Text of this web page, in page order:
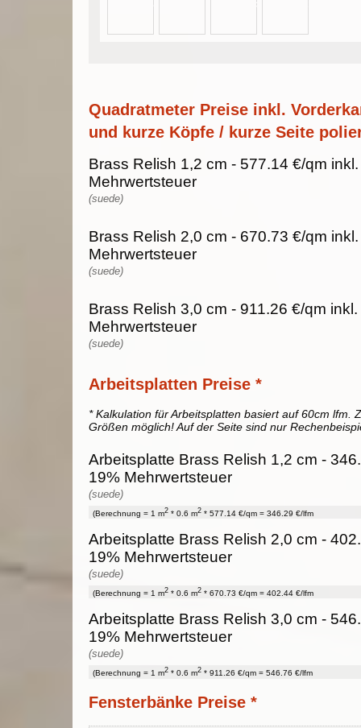
Quadratmeter Preise inkl.
und kurze Köpfe / kurze Seite
Brass Relish 1,2 cm - 577.14 €/qm
Mehrwertsteuer
(suede)
Brass Relish 2,0 cm - 670.73 €/qm
Mehrwertsteuer
(suede)
Brass Relish 3,0 cm - 911.26 €/qm
Mehrwertsteuer
(suede)
Arbeitsplatten Preise *
* Kalkulation für Arbeitsplatten basiert auf 60cm lfm.
Größen möglich! Auf der Seite sind nur
Arbeitsplatte Brass Relish 1,2 cm -
19% Mehrwertsteuer
(suede)
(Berechnung = 1 m2 * 0.6 m2 * 577.14 €/qm = 346.29 €/lfm
Arbeitsplatte Brass Relish 2,0 cm -
19% Mehrwertsteuer
(suede)
(Berechnung = 1 m2 * 0.6 m2 * 670.73 €/qm = 402.44 €/lfm
Arbeitsplatte Brass Relish 3,0 cm -
19% Mehrwertsteuer
(suede)
(Berechnung = 1 m2 * 0.6 m2 * 911.26 €/qm = 546.76 €/lfm
Fensterbänke Preise *